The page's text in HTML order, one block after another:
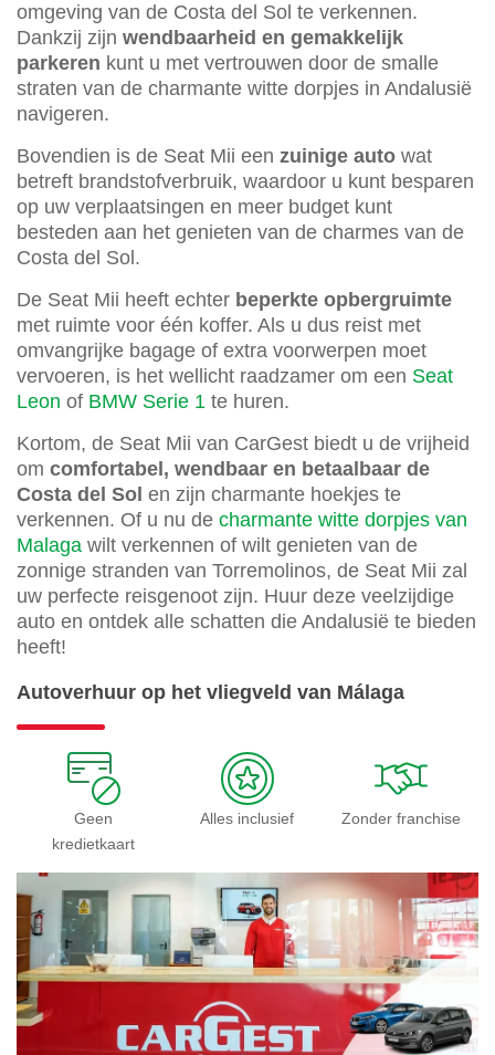
omgeving van de Costa del Sol te verkennen.
Dankzij zijn wendbaarheid en gemakkelijk
parkeren kunt u met vertrouwen door de smalle
straten van de charmante witte dorpjes in Andalusië
navigeren.
Bovendien is de Seat Mii een zuinige auto wat
betreft brandstofverbruik, waardoor u kunt besparen
op uw verplaatsingen en meer budget kunt
besteden aan het genieten van de charmes van de
Costa del Sol.
De Seat Mii heeft echter beperkte opbergruimte
met ruimte voor één koffer. Als u dus reist met
omvangrijke bagage of extra voorwerpen moet
vervoeren, is het wellicht raadzamer om een Seat
Leon of BMW Serie 1 te huren.
Kortom, de Seat Mii van CarGest biedt u de vrijheid
om comfortabel, wendbaar en betaalbaar de
Costa del Sol en zijn charmante hoekjes te
verkennen. Of u nu de charmante witte dorpjes van
Malaga wilt verkennen of wilt genieten van de
zonnige stranden van Torremolinos, de Seat Mii zal
uw perfecte reisgenoot zijn. Huur deze veelzijdige
auto en ontdek alle schatten die Andalusië te bieden
heeft!
Autoverhuur op het vliegveld van Málaga
Geen
kredietkaart
Alles inclusief Zonder franchise